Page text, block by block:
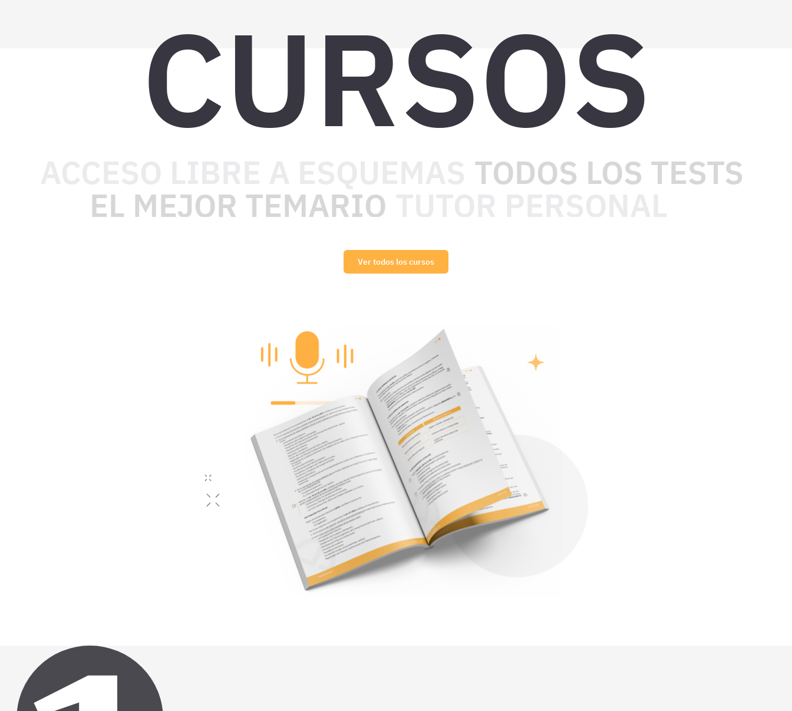
CURSOS
TODOS LOS TESTS
EL MEJOR TEMARIO
Ver todos los cursos